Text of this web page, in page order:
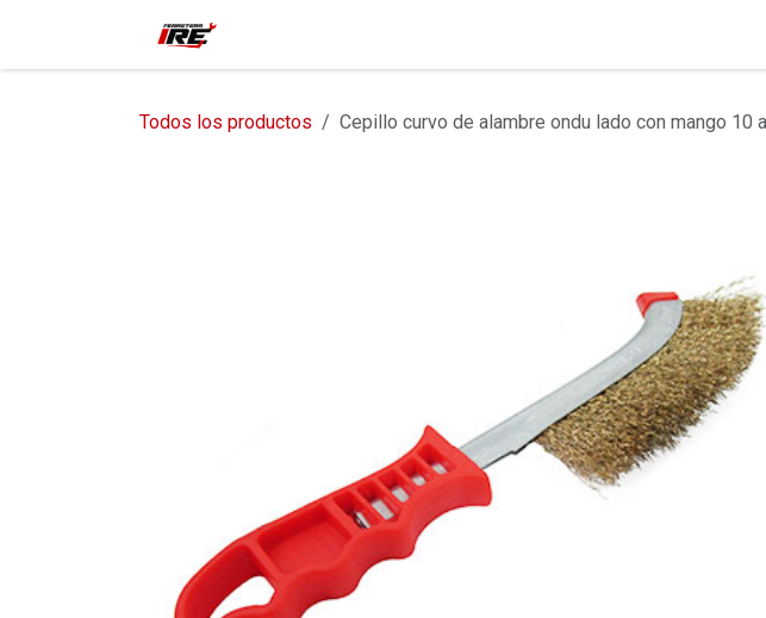
Todos los productos Cepillo curvo de alambre ondu lado con mango 10